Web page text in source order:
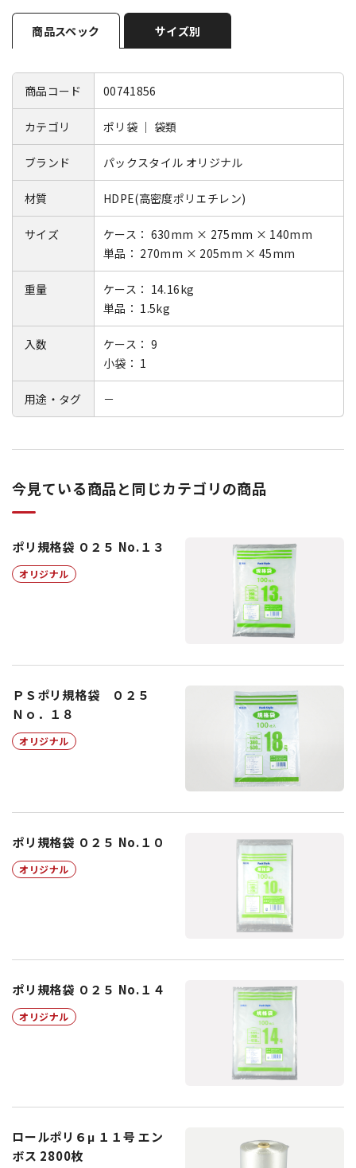
商品スペック サイズ別
商品コード 00741856
カテゴリ ポリ袋 ｜ 袋類
ブランド パックスタイル オリジナル
材質 HDPE(高密度ポリエチレン)
サイズ
ケース： 630mm × 275mm × 140mm
単品： 270mm × 205mm × 45mm
重量
ケース： 14.16kg
単品： 1.5kg
入数
ケース： 9
小袋： 1
用途・タグ －
今見ている商品と同じカテゴリの商品
ポリ規格袋 ０２５ No.１３
オリジナル
ＰＳポリ規格袋 ０２５
Ｎｏ．１８
オリジナル
ポリ規格袋 ０２５ No.１０
オリジナル
ポリ規格袋 ０２５ No.１４
オリジナル
ロールポリ６μ １１号 エン
ボス 2800枚